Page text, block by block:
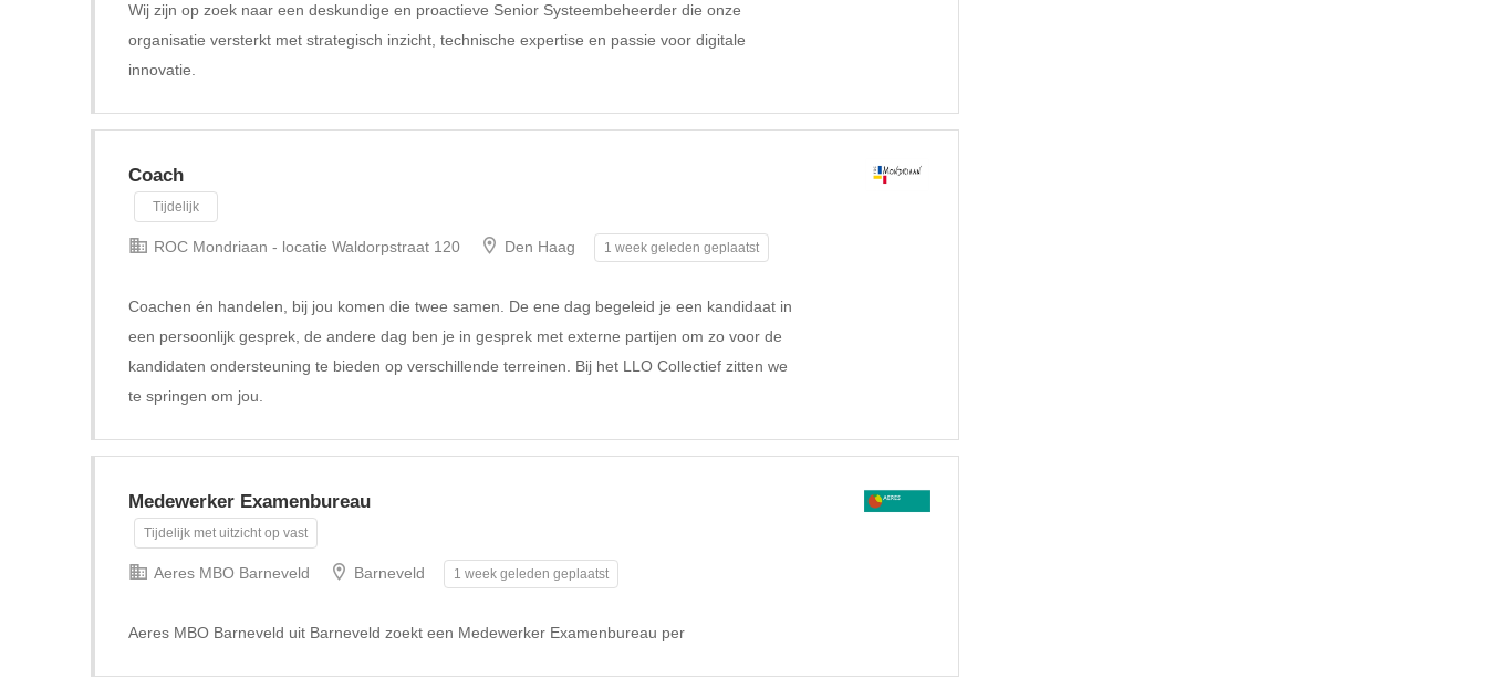
Wij zijn op zoek naar een deskundige en proactieve Senior Systeembeheerder die onze
organisatie versterkt met strategisch inzicht, technische expertise en passie voor digitale
innovatie.
Coach
Tijdelijk
ROC Mondriaan - locatie Waldorpstraat 120 Den Haag 1 week geleden geplaatst
Coachen én handelen, bij jou komen die twee samen. De ene dag begeleid je een kandidaat in
een persoonlijk gesprek, de andere dag ben je in gesprek met externe partijen om zo voor de
kandidaten ondersteuning te bieden op verschillende terreinen. Bij het LLO Collectief zitten we
te springen om jou.
Medewerker Examenbureau
Tijdelijk met uitzicht op vast
Aeres MBO Barneveld Barneveld 1 week geleden geplaatst
Aeres MBO Barneveld uit Barneveld zoekt een Medewerker Examenbureau per